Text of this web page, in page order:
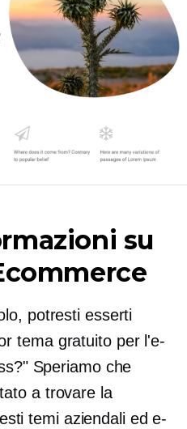
su
potresti esserti
tema gratuito per l'e-
Speriamo che
a trovare la
temi aziendali ed e-